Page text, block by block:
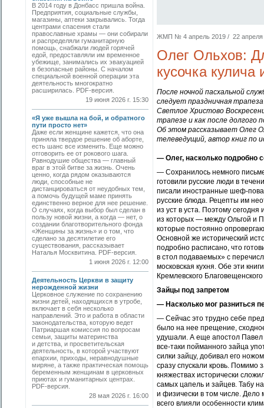
В 2014 году в Донбасс пришла война.
Предприятия, социальные службы,
магазины, аптеки закрывались. Тогда
центрами спасения стали
православные храмы — они собирали
и распределяли гуманитарную
помощь, снабжали людей горячей
едой, предоставляли им временное
убежище, занимались их эвакуацией
в безопасные районы. С началом
специальной военной операции эта
деятельность многократно
расширилась. PDF-версия.
19 июня 2026 г. 15:30
«Я уже вышла на бой, и обратного
пути просто нет»
Даже если женщине кажется, что она
приняла твердое решение об аборте,
есть шанс все изменить. Еще можно
отговорить ее от рокового шага.
Равнодушие общества — главный
враг в этой битве за жизнь. Очень
ценно, когда рядом оказываются
люди, способные не
дистанцироваться от неудобных тем,
а помочь будущей маме принять
единственно верное для нее решение.
О случаях, когда выбор был сделан в
пользу новой жизни, а когда — нет, о
создании благотворительного фонда
«Женщины за жизнь» и о том, что
сделано за десятилетие его
существования, рассказывает
Наталья Москвитина. PDF-версия.
1 июня 2026 г. 12:00
Деятельность Церкви в защиту
нерожденной жизни
Церковное служение по сохранению
жизни детей, находящихся в утробе,
включает в себя несколько
направлений. Это и работа в области
законодательства, которую ведет
Патриаршая комиссия по вопросам
семьи, защиты материнства
и детства, и просветительская
деятельность, в которой участвуют
епархии, приходы, неравнодушные
миряне, а также практическая помощь
беременным женщинам в церковных
приютах и гуманитарных центрах.
PDF-версия.
28 мая 2026 г. 16:00
ЖМП № 4 апрель 2019 / 22 апреля
Олег Ольхов:
кусочка кулича
После ночной пасхальной
следует праздничная
Светлое Христово
трапезе и как после долгого
Об этом рассказывает Олег
телеведущий, автор книг по
— Олег, насколько подробно
— Сохранилось немного
готовили русские люди в
писали иностранные шеф-
русские блюда. Рецепты им
из уст в уста. Поэтому
из которых — между Ольгой и
которые постоянно
Основной же исторический
подробно расписано, что
в стол подаваемых» с
московская кухня. Обе эти
Кремлевского
Зайцы под запретом
— Насколько мог разниться
— Сейчас это трудно себе
было на нее прещение,
удушали. А еще апостол Павел
все-таки пойманного зайца
силки зайцу, добивал его
сразу спускали кровь. Помимо
княжествах исторически
самых цапель и зайцев. Табу
и физически в том числе. Дело
всего влияли особенности